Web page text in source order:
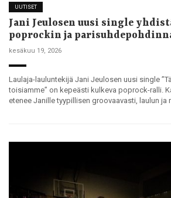
UUTISET
Jani Jeulosen uusi single
poprockin ja
kesäkuu 19, 2026
Laulaja-lauluntekijä Jani Jeulosen uusi single
toisiamme” on kepeästi kulkeva poprock-ralli.
etenee Janille tyypillisen groovaavasti, laulun ja